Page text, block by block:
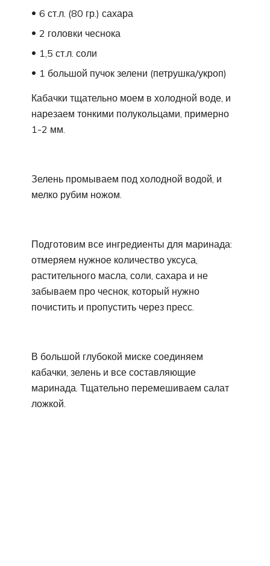
6 ст.л. (80 гр.) сахара
2 головки чеснока
1,5 ст.л. соли
1 большой пучок зелени (петрушка/укроп)
Кабачки тщательно моем в холодной воде, и
нарезаем тонкими полукольцами, примерно
1-2 мм.
Зелень промываем под холодной водой, и
мелко рубим ножом.
Подготовим все ингредиенты для маринада:
отмеряем нужное количество уксуса,
растительного масла, соли, сахара и не
забываем про чеснок, который нужно
почистить и пропустить через пресс.
В большой глубокой миске соединяем
кабачки, зелень и все составляющие
маринада. Тщательно перемешиваем салат
ложкой.